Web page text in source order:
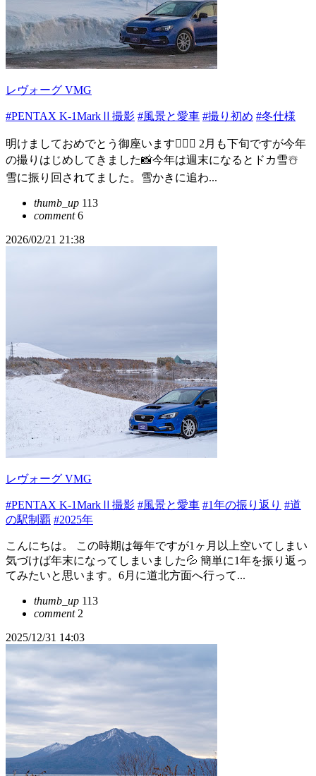
レヴォーグ VMG
#PENTAX K-1MarkⅡ撮影 #風景と愛車 #撮り初め #冬仕様
明けましておめでとう御座います🙇🏻‍♂️ 2月も下旬ですが今年
の撮りはじめしてきました📸今年は週末になるとドカ雪☃️
雪に振り回されてました。雪かきに追わ...
thumb_up 113
comment6
2026/02/21 21:38
レヴォーグ VMG
#PENTAX K-1MarkⅡ撮影 #風景と愛車 #1年の振り返り #道
の駅制覇 #2025年
こんにちは。 この時期は毎年ですが1ヶ月以上空いてしまい
気づけば年末になってしまいました💦 簡単に1年を振り返っ
てみたいと思います。6月に道北方面へ行って...
thumb_up 113
comment2
2025/12/31 14:03